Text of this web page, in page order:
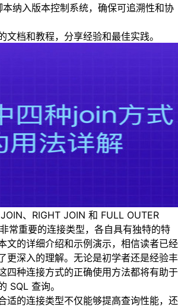
本纳入版本控制系统，确保可追溯性和协
文档和教程，分享经验和最佳实践。
、RIGHT JOIN 和 FULL OUTER
常重要的连接类型，各自具有独特的特
文的详细介绍和示例演示，相信读者已经
更深入的理解。无论是初学者还是经验丰
四种连接方式的正确使用方法都将有助于
SQL 查询。
适的连接类型不仅能够提高查询性能，还